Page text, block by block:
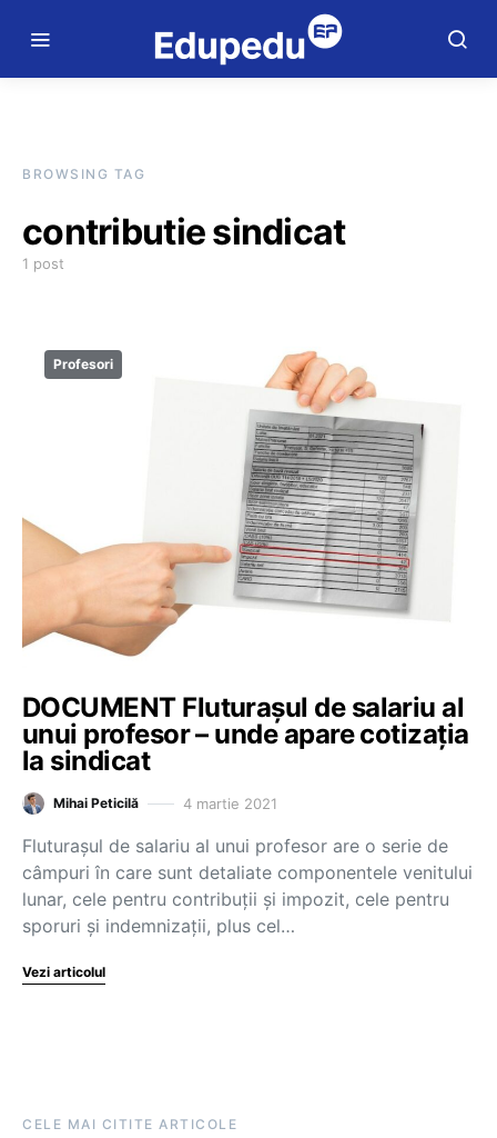
BROWSING TAG
contributie sindicat
1 post
Profesori
DOCUMENT Fluturașul de salariu al
unui profesor – unde apare cotizația
la sindicat
Mihai Peticilă 4 martie 2021
Fluturașul de salariu al unui profesor are o serie de
câmpuri în care sunt detaliate componentele venitului
lunar, cele pentru contribuții și impozit, cele pentru
sporuri și indemnizații, plus cel…
Vezi articolul
CELE MAI CITITE ARTICOLE